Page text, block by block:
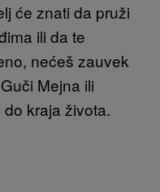
će znati da pruži
ili da te
nećeš zauvek
Mejna ili
kraja života.